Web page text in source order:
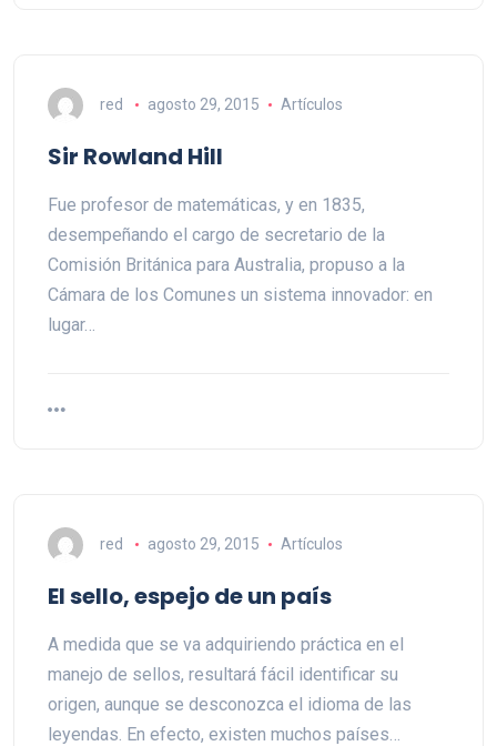
red agosto 29, 2015 Artículos
Sir Rowland Hill
Fue profesor de matemáticas, y en 1835,
desempeñando el cargo de secretario de la
Comisión Británica para Australia, propuso a la
Cámara de los Comunes un sistema innovador: en
lugar…
red agosto 29, 2015 Artículos
El sello, espejo de un país
A medida que se va adquiriendo práctica en el
manejo de sellos, resultará fácil identificar su
origen, aunque se desconozca el idioma de las
leyendas. En efecto, existen muchos países…